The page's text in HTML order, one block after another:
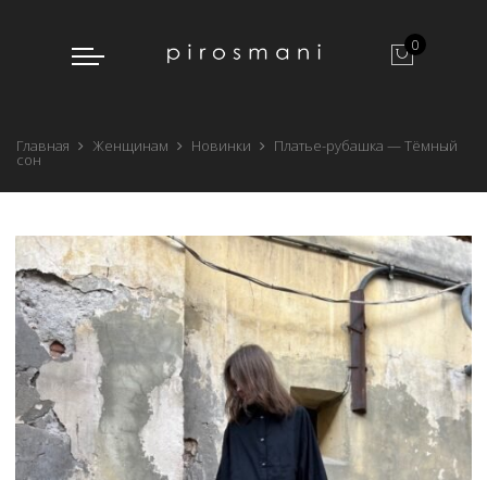
0
Главная Женщинам Новинки Платье-рубашка — Тёмный
сон